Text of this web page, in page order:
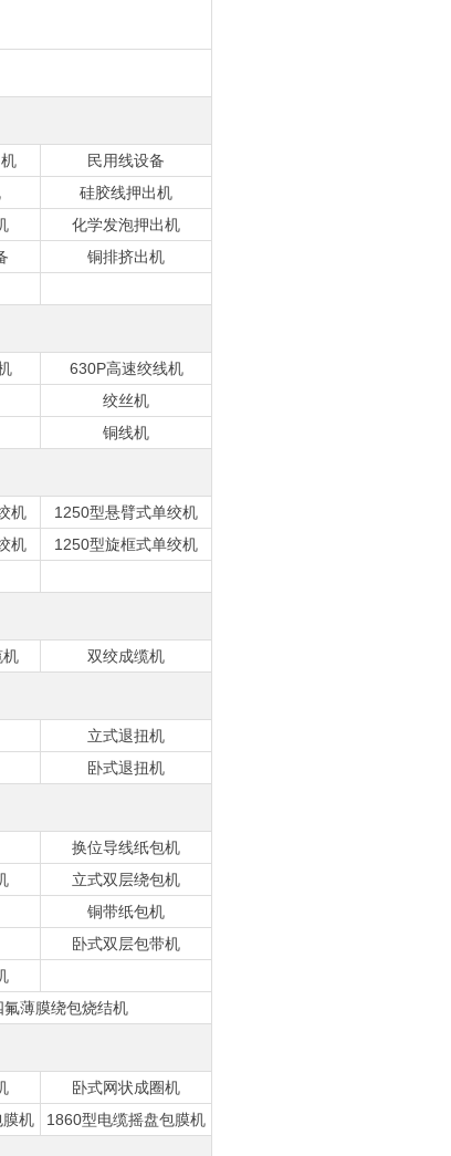
民用线设备
硅胶线押出机
化学发泡押出机
铜排挤出机
630P高速绞线机
绞丝机
铜线机
机
1250型悬臂式单绞机
机
1250型旋框式单绞机
机 双绞成缆机
立式退扭机
卧式退扭机
换位导线纸包机
立式双层绕包机
铜带纸包机
卧式双层包带机
氟薄膜绕包烧结机
卧式网状成圈机
膜机 1860型电缆摇盘包膜机